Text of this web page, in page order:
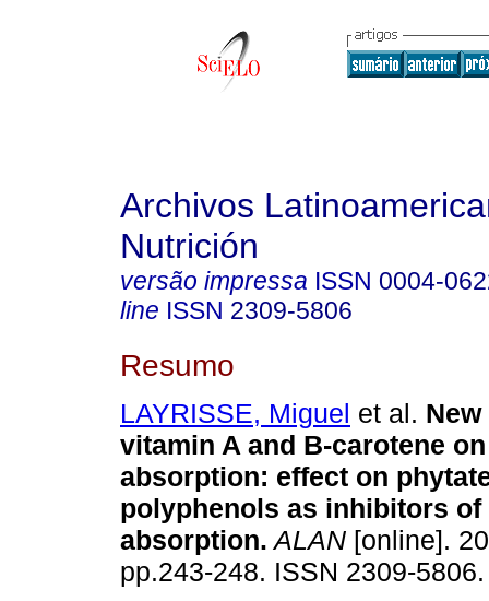
Archivos
Nutrición
versão impressa ISSN 0004-
line ISSN 2309-5806
Resumo
LAYRISSE, Miguel et al.
vitamin A and B-carotene
absorption: effect on
polyphenols as inhibitors of
absorption. ALAN [online].
pp.243-248. ISSN 2309-5806.